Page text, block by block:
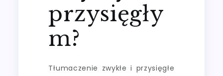
przysięgły
m?
Tłumaczenie zwykłe i przysięgłe